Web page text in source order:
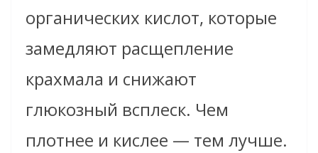
органических кислот, которые
замедляют расщепление
крахмала и снижают
глюкозный всплеск. Чем
плотнее и кислее — тем лучше.